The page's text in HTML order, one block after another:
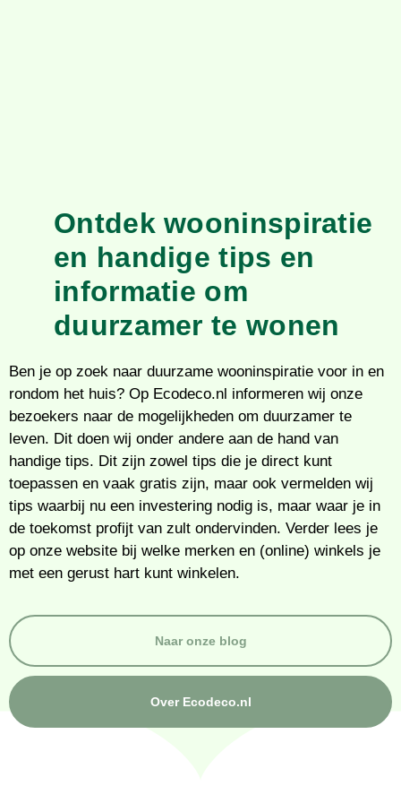
Ontdek wooninspiratie
en handige tips en
informatie om
duurzamer te wonen
Ben je op zoek naar duurzame wooninspiratie voor in en
rondom het huis? Op Ecodeco.nl informeren wij onze
bezoekers naar de mogelijkheden om duurzamer te
leven. Dit doen wij onder andere aan de hand van
handige tips. Dit zijn zowel tips die je direct kunt
toepassen en vaak gratis zijn, maar ook vermelden wij
tips waarbij nu een investering nodig is, maar waar je in
de toekomst profijt van zult ondervinden. Verder lees je
op onze website bij welke merken en (online) winkels je
met een gerust hart kunt winkelen.
Naar onze blog
Over Ecodeco.nl